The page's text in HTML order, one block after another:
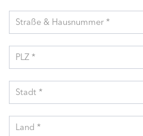
Straße & Hausnummer *
PLZ *
Stadt *
Land *